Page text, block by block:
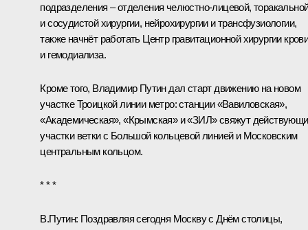
подразделения – отделения челюстно-лицевой,
и сосудистой хирургии, нейрохирургии и трансфузиологии,
также начнёт работать Центр гравитационной хирургии
и гемодиализа.
Кроме того, Владимир Путин дал старт движению на новом
участке Троицкой линии метро: станции «Вавиловская»,
«Академическая», «Крымская» и «ЗИЛ» свяжут
участки ветки с Большой кольцевой линией и Московским
центральным кольцом.
* * *
В.Путин: Поздравляя сегодня Москву с Днём столицы,